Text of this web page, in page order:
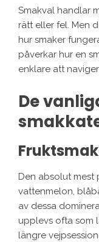
Smakval handlar
rätt eller fel. Men
hur smaker
påverkar hur en
enklare att
De
Den absolut mest
vattenmelon,
av dessa
upplevs ofta som
längre